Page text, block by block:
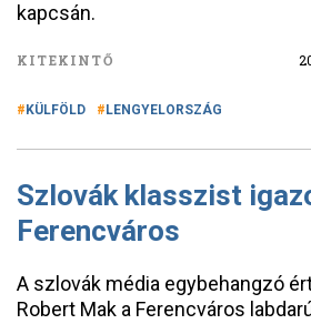
kapcsán.
KITEKINTŐ
KÜLFÖLD LENGYELORSZÁG
Szlovák klasszist
Ferencváros
A szlovák média egybehangzó
Robert Mak a Ferencváros